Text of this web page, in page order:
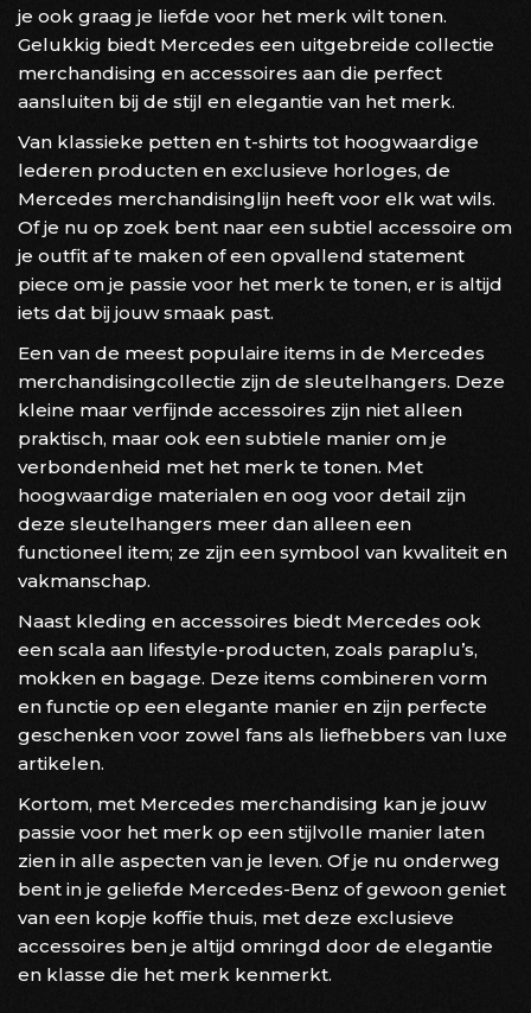
je ook graag je liefde voor het merk wilt tonen.
Gelukkig biedt Mercedes een uitgebreide collectie
merchandising en accessoires aan die perfect
aansluiten bij de stijl en elegantie van het merk.
Van klassieke petten en t-shirts tot hoogwaardige
lederen producten en exclusieve horloges, de
Mercedes merchandisinglijn heeft voor elk wat wils.
Of je nu op zoek bent naar een subtiel accessoire om
je outfit af te maken of een opvallend statement
piece om je passie voor het merk te tonen, er is altijd
iets dat bij jouw smaak past.
Een van de meest populaire items in de Mercedes
merchandisingcollectie zijn de sleutelhangers. Deze
kleine maar verfijnde accessoires zijn niet alleen
praktisch, maar ook een subtiele manier om je
verbondenheid met het merk te tonen. Met
hoogwaardige materialen en oog voor detail zijn
deze sleutelhangers meer dan alleen een
functioneel item; ze zijn een symbool van kwaliteit en
vakmanschap.
Naast kleding en accessoires biedt Mercedes ook
een scala aan lifestyle-producten, zoals paraplu’s,
mokken en bagage. Deze items combineren vorm
en functie op een elegante manier en zijn perfecte
geschenken voor zowel fans als liefhebbers van luxe
artikelen.
Kortom, met Mercedes merchandising kan je jouw
passie voor het merk op een stijlvolle manier laten
zien in alle aspecten van je leven. Of je nu onderweg
bent in je geliefde Mercedes-Benz of gewoon geniet
van een kopje koffie thuis, met deze exclusieve
accessoires ben je altijd omringd door de elegantie
en klasse die het merk kenmerkt.